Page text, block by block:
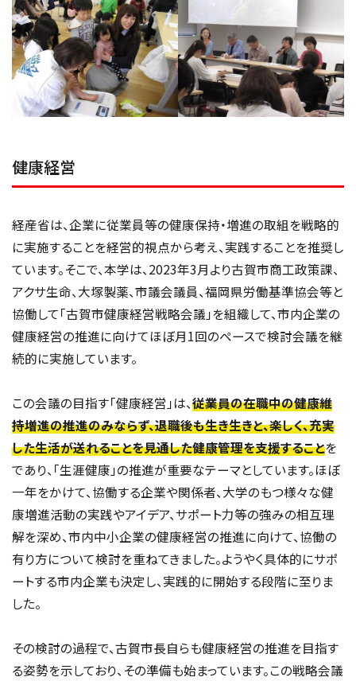
健康経営
経産省は、企業に従業員等の健康保持・増進の取組を戦略的
に実施することを経営的視点から考え、実践することを推奨し
ています。そこで、本学は、2023年3月より古賀市商工政策課、
アクサ生命、大塚製薬、市議会議員、福岡県労働基準協会等と
協働して「古賀市健康経営戦略会議」を組織して、市内企業の
健康経営の推進に向けてほぼ月1回のペースで検討会議を継
続的に実施しています。
この会議の目指す「健康経営」は、従業員の在職中の健康維
持増進の推進のみならず、退職後も生き生きと、楽しく、充実
した生活が送れることを見通した健康管理を支援することを
であり、「生涯健康」の推進が重要なテーマとしています。ほぼ
一年をかけて、協働する企業や関係者、大学のもつ様々な健
康増進活動の実践やアイデア、サポート力等の強みの相互理
解を深め、市内中小企業の健康経営の推進に向けて、協働の
有り方について検討を重ねてきました。ようやく具体的にサポ
ートする市内企業も決定し、実践的に開始する段階に至りま
した。
その検討の過程で、古賀市長自らも健康経営の推進を目指す
る姿勢を示しており、その準備も始まっています。この戦略会議